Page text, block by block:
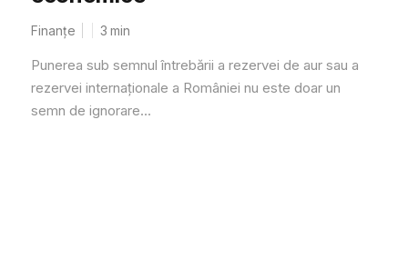
Finanțe 3 min
Punerea sub semnul întrebării a rezervei de aur sau a
rezervei internaționale a României nu este doar un
semn de ignorare...